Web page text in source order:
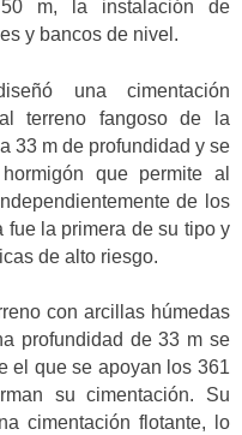
m, la instalación de
y bancos de nivel.
una cimentación
terreno fangoso de la
33 m de profundidad y se
que permite al
de los
fue la primera de su tipo y
de alto riesgo.
con arcillas húmedas
profundidad de 33 m se
el que se apoyan los 361
su cimentación. Su
cimentación flotante, lo